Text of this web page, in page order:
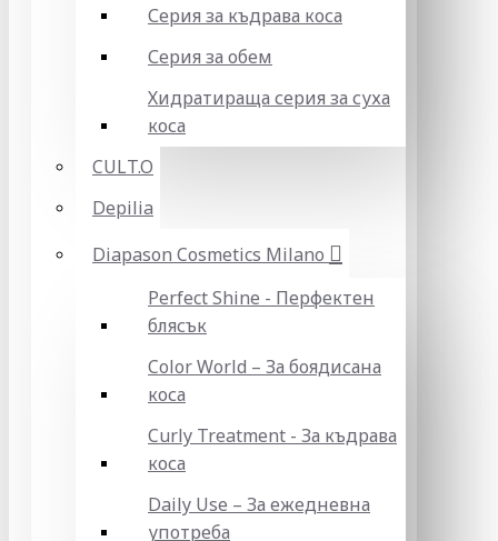
Серия за къдрава коса
Серия за обем
Хидратираща серия за суха
коса
CULT.O
Depilia
Diapason Cosmetics Milano
Perfect Shine - Перфектен
блясък
Color World – За боядисана
коса
Curly Treatment - За къдрава
коса
Daily Use – За ежедневна
употреба